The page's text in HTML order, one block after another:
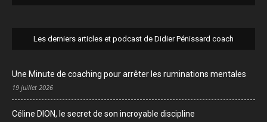
Les derniers articles et podcast de Didier Pénissard coach
Une Minute de coaching pour arrêter les ruminations mentales
19 juillet 2026
Céline DION, le secret de son incroyable discipline